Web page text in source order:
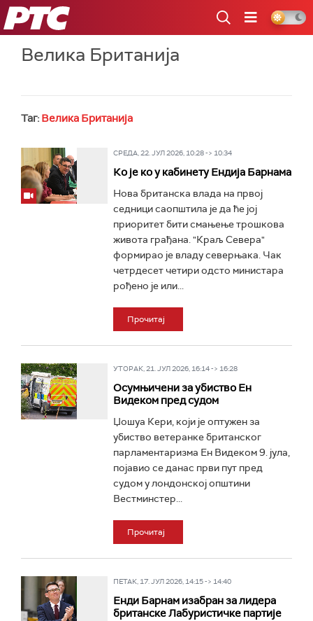
РТС
Велика Британија
Таг: Велика Британија
СРЕДА, 22. ЈУЛ 2026, 10:28 -> 10:34
Ко је ко у кабинету Ендија Барнама
Нова британска влада на првој
седници саопштила је да ће јој
приоритет бити смањење трошкова
живота грађана. "Краљ Севера"
формирао је владу северњака. Чак
четрдесет четири одсто министара
рођено је или...
Прочитај
УТОРАК, 21. ЈУЛ 2026, 16:14 -> 16:28
Осумњичени за убиство Ен
Видеком пред судом
Џошуа Кери, који је оптужен за
убиство ветеранке британског
парламентаризма Ен Видеком 9. јула,
појавио се данас први пут пред
судом у лондонској општини
Вестминстер...
Прочитај
ПЕТАК, 17. ЈУЛ 2026, 14:15 -> 14:40
Енди Барнам изабран за лидера
британске Лабуристичке партије